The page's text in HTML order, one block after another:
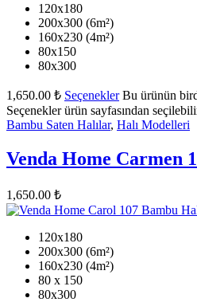
120x180
200x300 (6m²)
160x230 (4m²)
80x150
80x300
1,650.00 ₺ Seçenekler Bu ürünün
Seçenekler ürün sayfasından
Bambu Saten Halılar, Halı Modelleri
Venda Home Carmen
1,650.00 ₺
120x180
200x300 (6m²)
160x230 (4m²)
80 x 150
80x300